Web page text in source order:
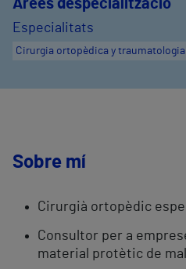
Àrees d´especialització
Especialitats
Cirurgia ortopèdica y traumatologia
Sobre mí
Cirurgià ortopèdic
Consultor per a
material protètic de